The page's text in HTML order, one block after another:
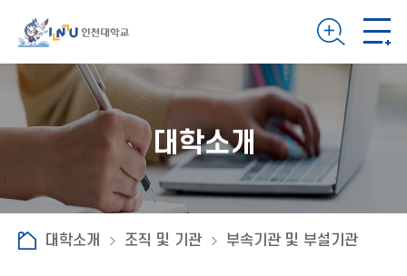
대학소개
대학소개 조직 및 기관 부속기관 및 부설기관